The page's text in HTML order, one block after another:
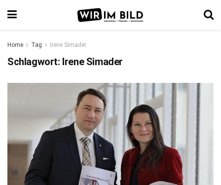
Home Tag Irene Simader
Schlagwort: Irene Simader